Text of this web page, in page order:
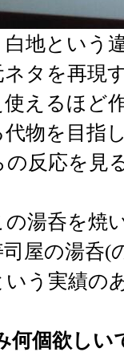
地という
タを再現
使えるほど
物を目指
反応を見
の湯呑を焼
屋の湯呑(
いう実績の
何個欲しい